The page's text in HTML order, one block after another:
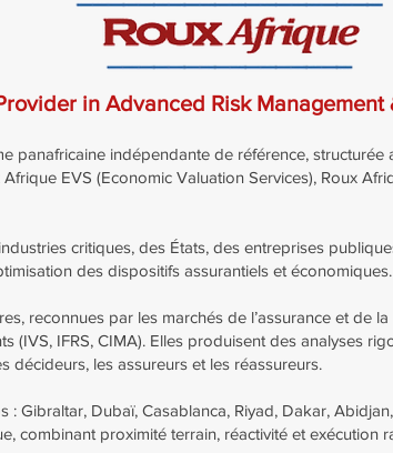
in Advanced Risk Management
panafricaine indépendante de référence, structurée
EVS (Economic Valuation Services), Roux
critiques, des États, des entreprises
des dispositifs assurantiels et économiques.
reconnues par les marchés de l’assurance et de
(IVS, IFRS, CIMA). Elles produisent des analyses
décideurs, les assureurs et les réassureurs.
: Gibraltar, Dubaï, Casablanca, Riyad, Dakar,
combinant proximité terrain, réactivité et exécution